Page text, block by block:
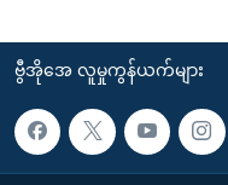
ဗွီအိုအေ လူမှုကွန်ယက်များ